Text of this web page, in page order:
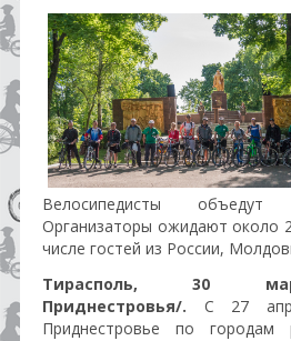
Велосипедисты
Организаторы ожидают около
числе гостей из России,
Тирасполь, 30
Приднестровья/. С 27
Приднестровье по городам